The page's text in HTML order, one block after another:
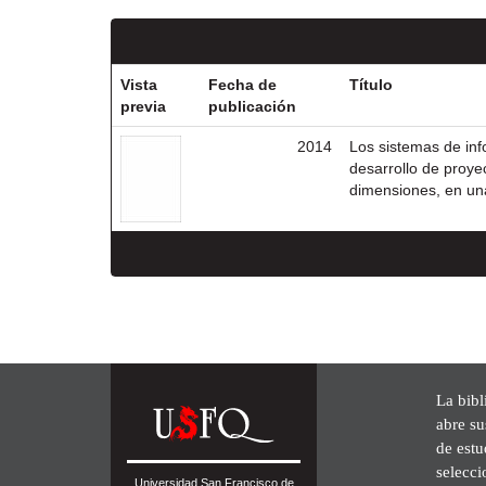
Vista
previa
Fecha de
publicación
Título
2014
Los sistemas de
desarrollo de
dimensiones, en
Universidad San Francisco de
La
abre
de